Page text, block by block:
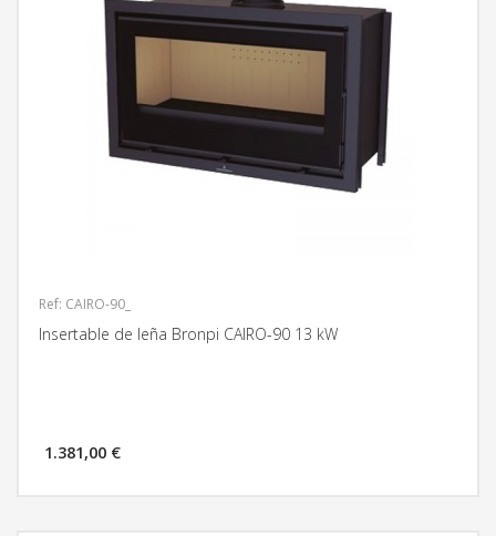
Ref: CAIRO-90_
Insertable de leña Bronpi CAIRO-90 13 kW
1.381,00 €